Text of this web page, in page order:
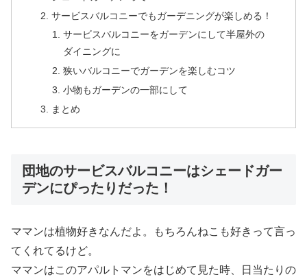
サービスバルコニーでもガーデニングが楽しめる！
サービスバルコニーをガーデンにして半屋外の
ダイニングに
狭いバルコニーでガーデンを楽しむコツ
小物もガーデンの一部にして
まとめ
団地のサービスバルコニーはシェードガー
デンにぴったりだった！
ママンは植物好きなんだよ。もちろんねこも好きって言っ
てくれてるけど。
ママンはこのアパルトマンをはじめて見た時、日当たりの